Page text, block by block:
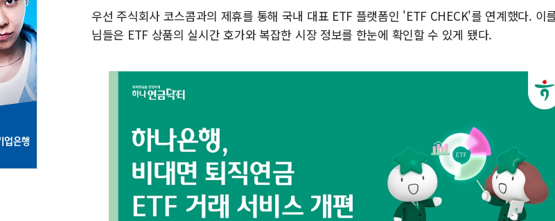
우선 주식회사 코스콤과의 제휴를 통해 국내 대표 ETF 플랫폼인 'ETF CHECK'를 연계했다. 이
님들은 ETF 상품의 실시간 호가와 복잡한 시장 정보를 한눈에 확인할 수 있게 됐다.